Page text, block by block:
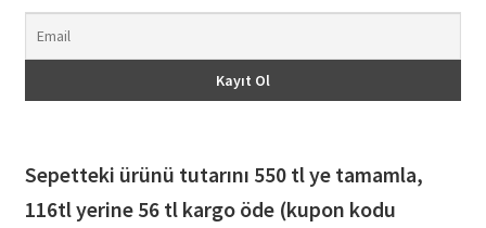
Sepetteki ürünü tutarını 550 tl ye tamamla,
116tl yerine 56 tl kargo öde (kupon kodu